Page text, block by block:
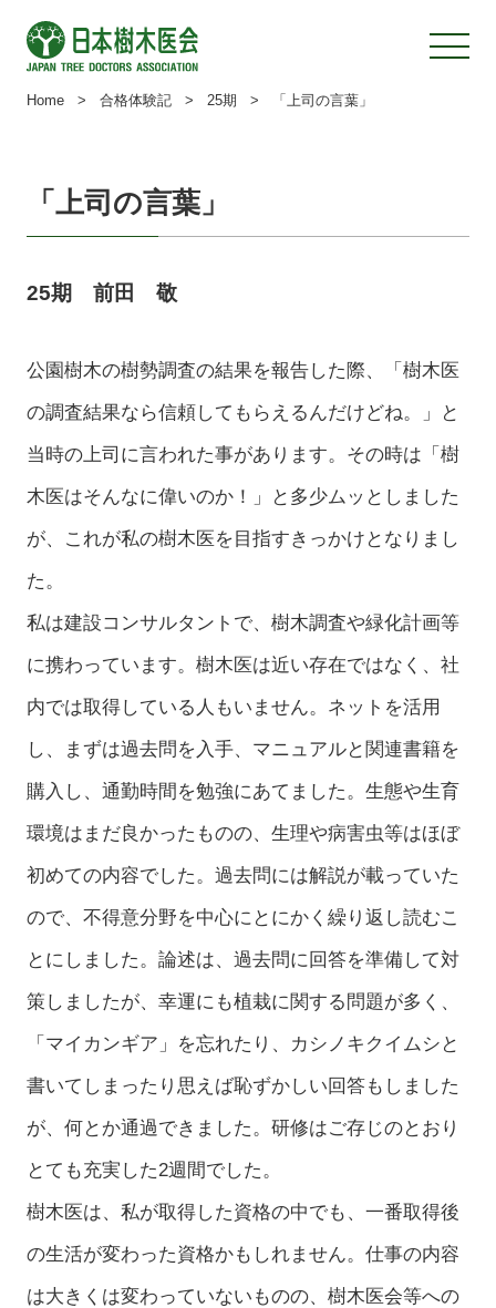
Home > 合格体験記 > 25期 > 「上司の言葉」
「上司の言葉」
25期 前田 敬
公園樹木の樹勢調査の結果を報告した際、「樹木医
の調査結果なら信頼してもらえるんだけどね。」と
当時の上司に言われた事があります。その時は「樹
木医はそんなに偉いのか！」と多少ムッとしました
が、これが私の樹木医を目指すきっかけとなりまし
た。
私は建設コンサルタントで、樹木調査や緑化計画等
に携わっています。樹木医は近い存在ではなく、社
内では取得している人もいません。ネットを活用
し、まずは過去問を入手、マニュアルと関連書籍を
購入し、通勤時間を勉強にあてました。生態や生育
環境はまだ良かったものの、生理や病害虫等はほぼ
初めての内容でした。過去問には解説が載っていた
ので、不得意分野を中心にとにかく繰り返し読むこ
とにしました。論述は、過去問に回答を準備して対
策しましたが、幸運にも植栽に関する問題が多く、
「マイカンギア」を忘れたり、カシノキクイムシと
書いてしまったり思えば恥ずかしい回答もしました
が、何とか通過できました。研修はご存じのとおり
とても充実した2週間でした。
樹木医は、私が取得した資格の中でも、一番取得後
の生活が変わった資格かもしれません。仕事の内容
は大きくは変わっていないものの、樹木医会等への